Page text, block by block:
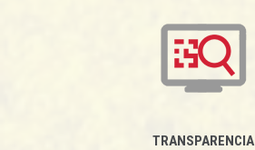
TRANSPARENCIA